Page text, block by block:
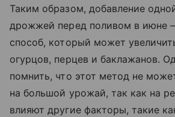
Таким образом, добавление
дрожжей перед поливом в июне
способ, который может
огурцов, перцев и баклажанов.
помнить, что этот метод не
на большой урожай, так как на
влияют другие факторы, такие